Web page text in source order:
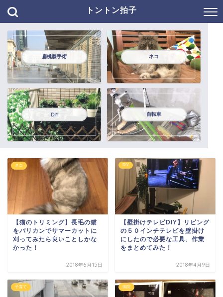
トントン拍子
扁桃腺手術 ネコ
DIY 自転車
ネコ
【猫のトリミング】長毛の猫
をバリカンでサマーカットに
刈ってみたら良いことしかな
かった！
2018年6月15日
DIY
【壁掛けテレビDIY】リビング
の５０インチテレビを壁掛け
にしたので必要な工具、作業
をまとめてみた！
2018年4月9日
子育て 病院